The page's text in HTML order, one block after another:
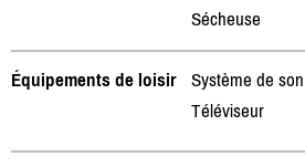
Sécheuse
Équipements de loisir
Système de son
Téléviseur